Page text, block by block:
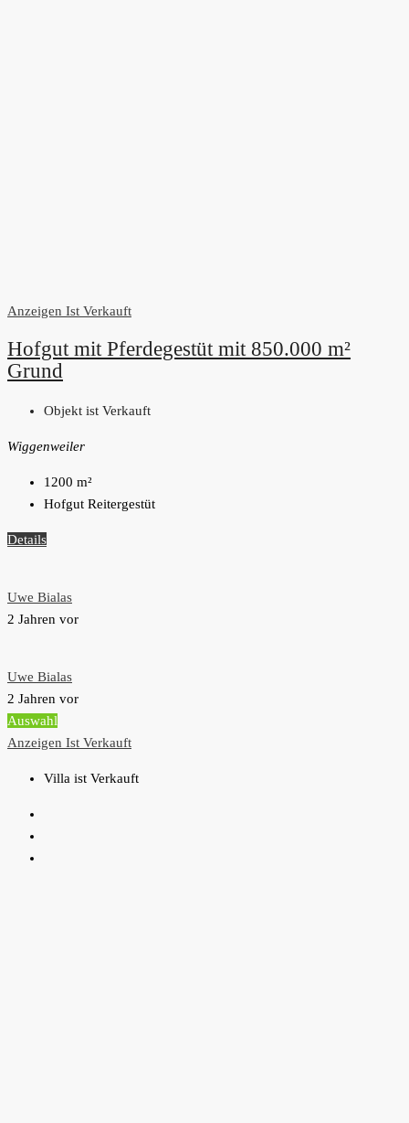
Anzeigen Ist Verkauft
Hofgut mit Pferdegestüt mit 850.000 m²
Grund
Objekt ist Verkauft
Wiggenweiler
1200 m²
Hofgut Reitergestüt
Details
Uwe Bialas
2 Jahren vor
Uwe Bialas
2 Jahren vor
Auswahl
Anzeigen Ist Verkauft
Villa ist Verkauft